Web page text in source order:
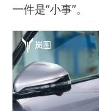
一件是“小事”。